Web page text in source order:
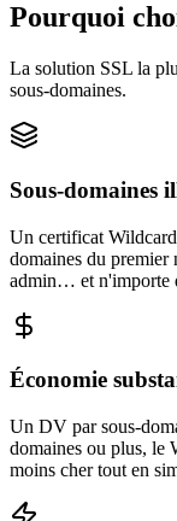
Pourquoi
La solution SSL la
sous-domaines.
Sous-domaines
Un certificat
domaines du
admin… et n'importe
Économie
Un DV par sous-
domaines ou plus, le
moins cher tout en